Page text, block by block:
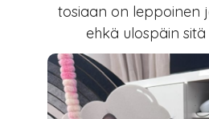
tosiaan on leppoinen
ehkä ulospäin